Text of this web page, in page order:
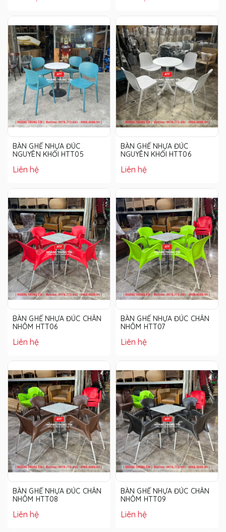
BÀN GHẾ NHỰA ĐÚC
NGUYÊN KHỐI HTT05
Liên hệ
BÀN GHẾ NHỰA ĐÚC
NGUYÊN KHỐI HTT06
Liên hệ
BÀN GHẾ NHỰA ĐÚC CHÂN
NHÔM HTT06
Liên hệ
BÀN GHẾ NHỰA ĐÚC CHÂN
NHÔM HTT07
Liên hệ
BÀN GHẾ NHỰA ĐÚC CHÂN
NHÔM HTT08
Liên hệ
BÀN GHẾ NHỰA ĐÚC CHÂN
NHÔM HTT09
Liên hệ